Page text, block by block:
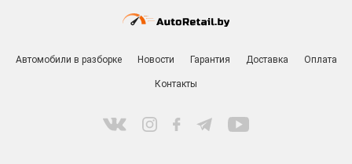
Автомобили в разборке Новости Гарантия Доставка Оплата
Контакты